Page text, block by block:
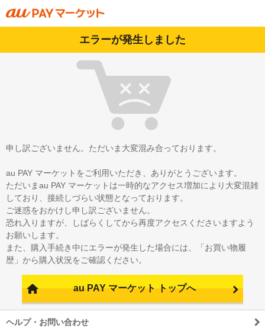
エラーが発生しました
申し訳ございません。ただいま大変混み合っております。
au PAY マーケットをご利用いただき、ありがとうございます。
ただいまau PAY マーケットは一時的なアクセス増加により大変混雑
しており、接続しづらい状態となっております。
ご迷惑をおかけし申し訳ございません。
恐れ入りますが、しばらくしてから再度アクセスくださいますよう
お願いします。
また、購入手続き中にエラーが発生した場合には、「お買い物履
歴」から購入状況をご確認ください。
au PAY マーケット トップへ
ヘルプ・お問い合わせ